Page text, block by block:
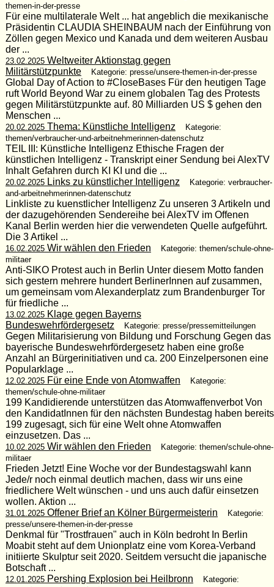
themen-in-der-presse
Für eine multilaterale Welt ... hat angeblich die mexikanische
Präsidentin CLAUDIA SHEINBAUM nach der Einführung von
Zöllen gegen Mexico und Kanada und dem weiteren Ausbau
der ...
23.02.2025Weltweiter Aktionstag gegen
Militärstützpunkte
Kategorie: presse/unsere-themen-in-der-presse
Global Day of Action to #CloseBases Für den heutigen Tage
ruft World Beyond War zu einem globalen Tag des Protests
gegen Militärstützpunkte auf. 80 Milliarden US $ gehen den
Menschen ...
20.02.2025Thema: Künstliche Intelligenz
Kategorie:
themen/verbraucher-und-arbeitnehmerinnen-datenschutz
TEIL III: Künstliche Intelligenz Ethische Fragen der
künstlichen Intelligenz - Transkript einer Sendung bei AlexTV
Inhalt Gefahren durch KI KI und die ...
20.02.2025Links zu künstlicher Intelligenz
Kategorie: verbraucher-
and-arbeitnehmerinnen-datenschutz
Linkliste zu kuenstlicher Intelligenz Zu unseren 3 Artikeln und
der dazugehörenden Sendereihe bei AlexTV im Offenen
Kanal Berlin werden hier die verwendeten Quelle aufgeführt.
Die 3 Artikel ...
16.02.2025Wir wählen den Frieden
Kategorie: themen/schule-ohne-
militaer
Anti-SIKO Protest auch in Berlin Unter diesem Motto fanden
sich gestern mehrere hundert BerlinerInnen auf zusammen,
um gemeinsam vom Alexanderplatz zum Brandenburger Tor
für friedliche ...
13.02.2025Klage gegen Bayerns
Bundeswehrfördergesetz
Kategorie: presse/pressemitteilungen
Gegen Militarisierung von Bildung und Forschung Gegen das
bayerische Bundeswehrfördergesetz haben eine große
Anzahl an Bürgerinitiativen und ca. 200 Einzelpersonen eine
Popularklage ...
12.02.2025Für eine Ende von Atomwaffen
Kategorie:
themen/schule-ohne-militaer
199 Kandidierende unterstützen das Atomwaffenverbot Von
den KandidatInnen für den nächsten Bundestag haben bereits
199 zugesagt, sich für eine Welt ohne Atomwaffen
einzusetzen. Das ...
10.02.2025Wir wählen den Frieden
Kategorie: themen/schule-ohne-
militaer
Frieden Jetzt! Eine Woche vor der Bundestagswahl kann
Jede/r noch einmal deutlich machen, dass wir uns eine
friedlichere Welt wünschen - und uns auch dafür einsetzen
wollen. Aktion ...
31.01.2025Offener Brief an Kölner Bürgermeisterin
Kategorie:
presse/unsere-themen-in-der-presse
Denkmal für "Trostfrauen" auch in Köln bedroht In Berlin
Moabit steht auf dem Unionplatz eine vom Korea-Verband
initiierte Skulptur seit 2020. Seitdem versucht die japanische
Botschaft ...
12.01.2025Pershing Explosion bei Heilbronn
Kategorie: